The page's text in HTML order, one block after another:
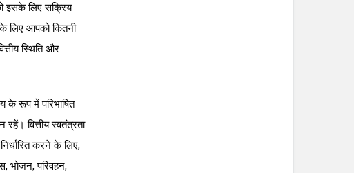
इसके लिए सक्रिय
लिए आपको कितनी
स्थिति और
के रूप में परिभाषित
वित्तीय स्वतंत्रता
करने के लिए,
भोजन, परिवहन,